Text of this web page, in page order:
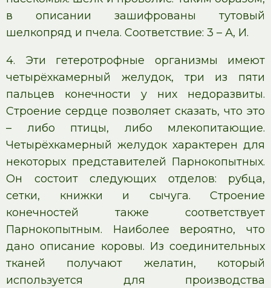
в описании зашифрованы тутовый
шелкопряд и пчела. Соответствие: 3 – А, И.
4. Эти гетеротрофные организмы имеют
четырёхкамерный желудок, три из пяти
пальцев конечности у них недоразвиты.
Строение сердце позволяет сказать, что это
– либо птицы, либо млекопитающие.
Четырёхкамерный желудок характерен для
некоторых представителей Парнокопытных.
Он состоит следующих отделов: рубца,
сетки, книжки и сычуга. Строение
конечностей также соответствует
Парнокопытным. Наиболее вероятно, что
дано описание коровы. Из соединительных
тканей получают желатин, который
используется для производства